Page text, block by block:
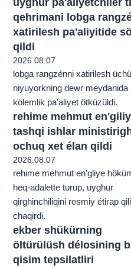
uyghur pa'aliyetchiler
qehrimani lobga
xatirilesh pa'aliyitide
qildi
2026.08.07
lobga rangzénni xatirilesh
niyuyorkning dewr meydanida
kölemlik pa'aliyet ötküzüldi.
rehime mehmut
tashqi ishlar
ochuq xet élan qildi
2026.08.07
rehime mehmut en'gliye
heq-adalette turup, uyghur
qirghinchiliqini resmiy étirap
chaqirdi.
ekber shükürning
öltürülüsh délosining
qisim tepsilatliri